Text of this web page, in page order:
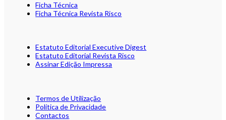
Ficha Técnica
Ficha Técnica Revista Risco
Estatuto Editorial Executive Digest
Estatuto Editorial Revista Risco
Assinar Edição Impressa
Termos de Utilização
Política de Privacidade
Contactos